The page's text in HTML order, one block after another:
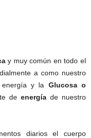
y muy común en todo el
a como nuestro
energía y la Glucosa o
deenergía de nuestro
diarios el cuerpo